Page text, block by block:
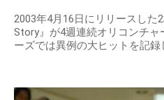
2003年4月16日にリリースし
Story』が4週連続オリコンチャ
ーズでは異例の大ヒットを記録